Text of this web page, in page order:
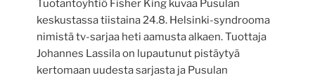
Tuotantoyhtiö Fisher King kuvaa Pusulan
keskustassa tiistaina 24.8. Helsinki-syndrooma
nimistä tv-sarjaa heti aamusta alkaen. Tuottaja
Johannes Lassila on lupautunut pistäytyä
kertomaan uudesta sarjasta ja Pusulan